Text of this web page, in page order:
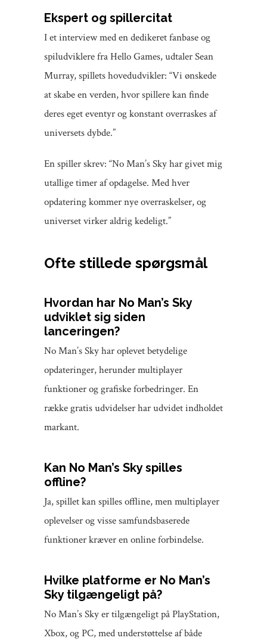
Ekspert og spillercitat
I et interview med en dedikeret fanbase og
spiludviklere fra Hello Games, udtaler Sean
Murray, spillets hovedudvikler: “Vi ønskede
at skabe en verden, hvor spillere kan finde
deres eget eventyr og konstant overraskes af
universets dybde.”
En spiller skrev: “No Man’s Sky har givet mig
utallige timer af opdagelse. Med hver
opdatering kommer nye overraskelser, og
universet virker aldrig kedeligt.”
Ofte stillede spørgsmål
Hvordan har No Man’s Sky
udviklet sig siden
lanceringen?
No Man’s Sky har oplevet betydelige
opdateringer, herunder multiplayer
funktioner og grafiske forbedringer. En
række gratis udvidelser har udvidet indholdet
markant.
Kan No Man’s Sky spilles
offline?
Ja, spillet kan spilles offline, men multiplayer
oplevelser og visse samfundsbaserede
funktioner kræver en online forbindelse.
Hvilke platforme er No Man’s
Sky tilgængeligt på?
No Man’s Sky er tilgængeligt på PlayStation,
Xbox, og PC, med understøttelse af både